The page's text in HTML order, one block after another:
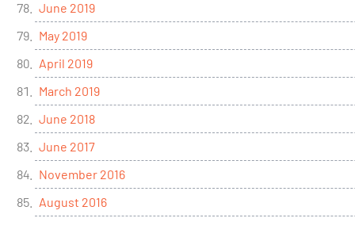
June 2019
May 2019
April 2019
March 2019
June 2018
June 2017
November 2016
August 2016